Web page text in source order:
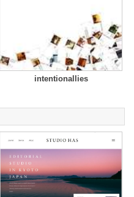
intentionallies